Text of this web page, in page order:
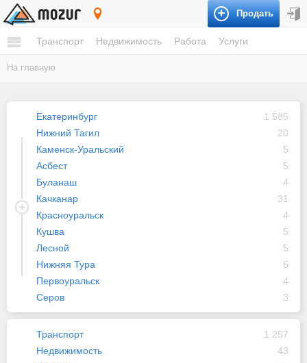
Продать
Транспорт Недвижимость Работа Услуги
На главную
Екатеринбург
1 585
Нижний Тагил
20
Каменск-Уральский
5
Асбест
5
Буланаш
4
Качканар
31
Красноуральск
4
Кушва
5
Лесной
5
Нижняя Тура
6
Первоуральск
4
Серов
3
Транспорт
1 257
Недвижимость
43